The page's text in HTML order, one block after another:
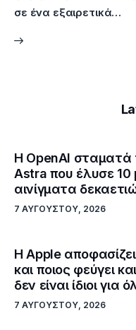
σε ένα εξαιρετικά…
Η OpenAI σταματά
Astra που έλυσε 10
αινίγματα
7 ΑΥΓΟΎΣΤΟΥ, 2026
Η Apple αποφασίζει
και ποιος φεύγει
δεν είναι ίδιοι για
7 ΑΥΓΟΎΣΤΟΥ, 2026